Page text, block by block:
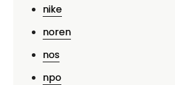
nike
noren
nos
npo